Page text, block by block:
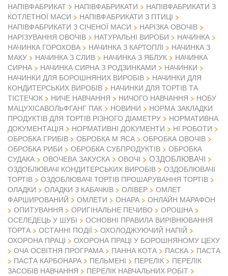
НАПІВФАБРИКАТ НАПІВФАБРИКАТИ
НАПІВФАБРИКАТИ З
КОТЛЕТНОЇ МАСИ
НАПІВФАБРИКАТИ З ПТИЦІ
НАПІВФАБРИКАТИ З СІЧЕНОЇ МАСИ
НАРІЗКА ОВОЧІВ
НАРІЗУВАННЯ ОВОЧІВ
НАТУРАЛЬНІ ВИРОБИ
НАЧИНКА
НАЧИНКА ГОРОХОВА
НАЧИНКА З КАРТОПЛІ
НАЧИНКА З
МАКУ
НАЧИНКА З СЛИВ НАЧИНКА З ЯБЛУК
НАЧИНКА
СИРНА
НАЧИНКА СИРНА З РОДЗИНКАМИ
НАЧИНКИ
НАЧИНКИ ДЛЯ БОРОШНЯНИХ ВИРОБІВ
НАЧИНКИ ДЛЯ
КОНДИТЕРСЬКИХ ВИРОБІВ
НАЧИНКИ ДЛЯ ТОРТІВ ТА
ТІСТЕЧОК
НИЧЕ НАВЧАННЯ НИЧОГО НАВЧАННЯ
НОБУ
МАЦУХІСАВОЛЬФГАНГ ПАК
НОВИНИ
НОРМА ЗАКЛАДКИ
ПРОДУКТІВ ДЛЯ ТОРТІВ РІЗНОГО ДІАМЕТРУ
НОРМАТИВНА
ДОКУМЕНТАЦІЯ
НОРМАТИВНІ ДОКУМЕНТИ
НІ РОБОТИ
ОБРОБКА ГРИБІВ
ОБРОБКА М ЯСА
ОБРОБКА ОВОЧІВ
ОБРОБКА РИБИ
ОБРОБКА СУБПРОДУКТІВ
ОБРОБКА
СУДАКА
ОВОЧЕВА ЗАКУСКА ОВОЧІ ОЗДОБЛЮВАЧІ
ОЗДОБЛЮВАЧІ КОНДИТЕРСЬКИХ ВИРОБІВ
ОЗДОБЛЮВАЧІ
ТОРТІВ
ОЗДОБЛЮВАЧІ ТОРТІВ ПРОШАРУВАННЯ ТОРТІВ
ОЛАДКИ
ОЛАДКИ З КАБАЧКІВ ОЛІВЕР
ОМЛЕТ
ФАРШИРОВАНИЙ
ОМЛЕТИ ОНАРА
ОНЛАЙН МАРАФОН
ОПИТУВАННЯ
ОРИГІНАЛЬНЕ ПЕЧИВО
ОРОШНА
ОСЕЛЕДЕЦЬ У ШУБІ
ОСНОВНІ ПРАВИЛА ВИРІВНЮВАННЯ
ТОРТА
ОСТАННІ ПОДІЇ
ОХОЛОДЖУЮЧИЙ НАПІЙ
ОХОРОНА ПРАЦІ
ОХОРОНА ПРАЦІ У БОРОШНЯНОМУ ЦЕХУ
ОЧА ОСВІТНЯ ПРОГРАМА
ПАННА КОТА ПАСКА
ПАСТА
ПАСТА КАРБОНАРА
ПЕЛЬМЕНІ ПЕРЕЛІК
ПЕРЕЛІК
ЗАСОБІВ НАВЧАННЯ
ПЕРЕЛІК НАВЧАЛЬНИХ РОБІТ